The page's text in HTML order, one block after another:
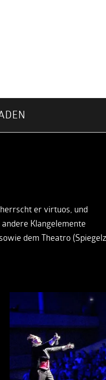
er virtuos, und
Klangelemente
dem Theatro